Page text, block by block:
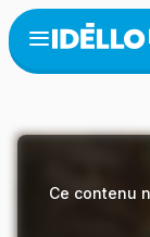
Aller
au
contenu
Open
menu
Ce contenu